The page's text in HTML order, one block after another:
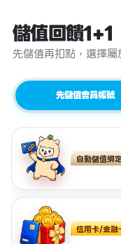
儲值回饋1+1
先儲值再扣點，選擇
先儲值會員帳號
自動儲值綁
信用卡/金融